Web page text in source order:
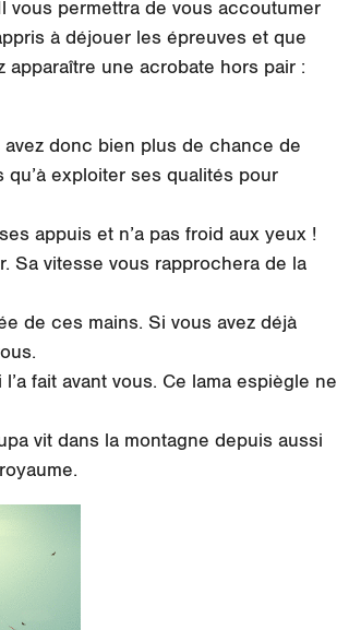
vous permettra de vous accoutumer
à déjouer les épreuves et que
apparaître une acrobate hors pair :
donc bien plus de chance de
exploiter ses qualités pour
appuis et n’a pas froid aux yeux !
vitesse vous rapprochera de la
de ces mains. Si vous avez déjà
fait avant vous. Ce lama espiègle ne
vit dans la montagne depuis aussi